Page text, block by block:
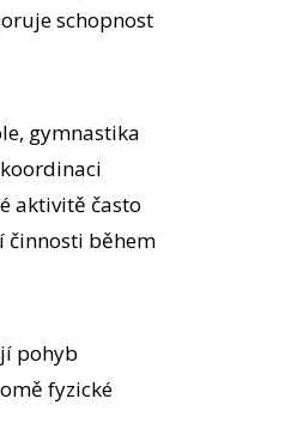
schopnost
gymnastika
aktivitě často
činnosti během
pohyb
fyzické